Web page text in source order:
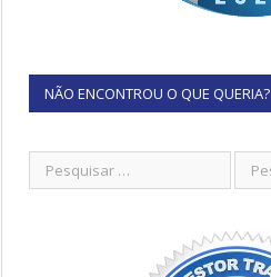
NÃO ENCONTROU O QUE QUERIA?